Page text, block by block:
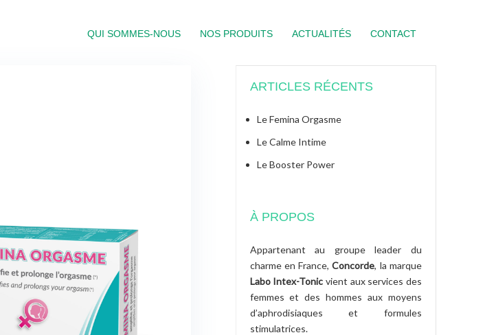
QUI SOMMES-NOUS NOS PRODUITS ACTUALITÉS CONTACT
ARTICLES RÉCENTS
Le Femina Orgasme
Le Calme Intime
Le Booster Power
À PROPOS
Appartenant au groupe leader du
charme en France,Concorde, la marque
Labo Intex-Tonic vient aux services des
femmes et des hommes aux moyens
d’aphrodisiaques et formules
stimulatrices.